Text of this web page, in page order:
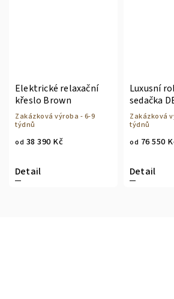
Elektrické relaxační
křeslo Brown
Zakázková výroba - 6-9
týdnů
od 38 390 Kč
Detail
Luxusní
sedačka
Zakázková
týdnů
od 76 550
Detail